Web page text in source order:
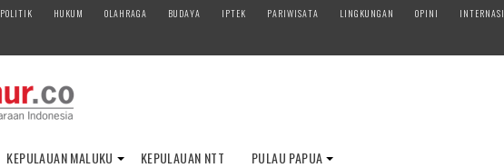
POLITIK HUKUM OLAHRAGA BUDAYA IPTEK PARIWISATA LINGKUNGAN OPINI
KEPULAUAN MALUKU KEPULAUAN NTT PULAU PAPUA